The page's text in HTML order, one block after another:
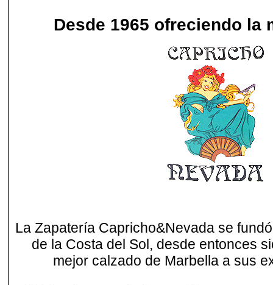
Desde 1965 ofreciendo la
La Zapatería Capricho&Nevada se
de la Costa del Sol, desde entonces
mejor calzado de Marbella a sus